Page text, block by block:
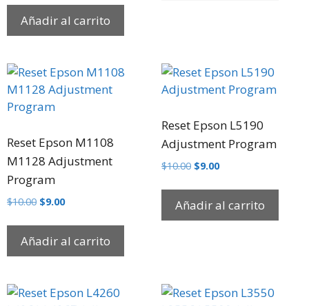
Añadir al carrito
Reset Epson M1108
M1128 Adjustment
Program
$10.00 $9.00
Añadir al carrito
Reset Epson L5190
Adjustment Program
$10.00 $9.00
Añadir al carrito